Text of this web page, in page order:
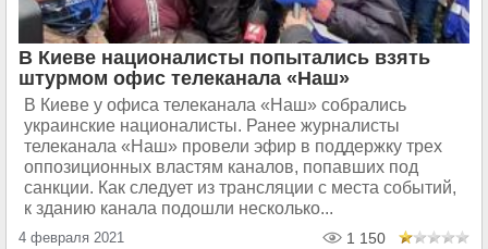
В Киеве националисты попытались взять
штурмом офис телеканала «Наш»
В Киеве у офиса телеканала «Наш» собрались
украинские националисты. Ранее журналисты
телеканала «Наш» провели эфир в поддержку трех
оппозиционных властям каналов, попавших под
санкции. Как следует из трансляции с места событий,
к зданию канала подошли несколько...
4 февраля 2021 1 150